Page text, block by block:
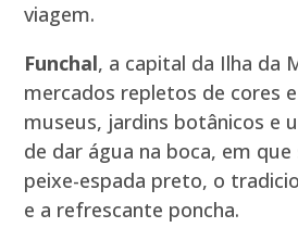
viagem.
Funchal, a capital da Ilha da
mercados repletos de cores
museus, jardins botânicos e
de dar água na boca, em
peixe-espada preto, o
e a refrescante poncha.